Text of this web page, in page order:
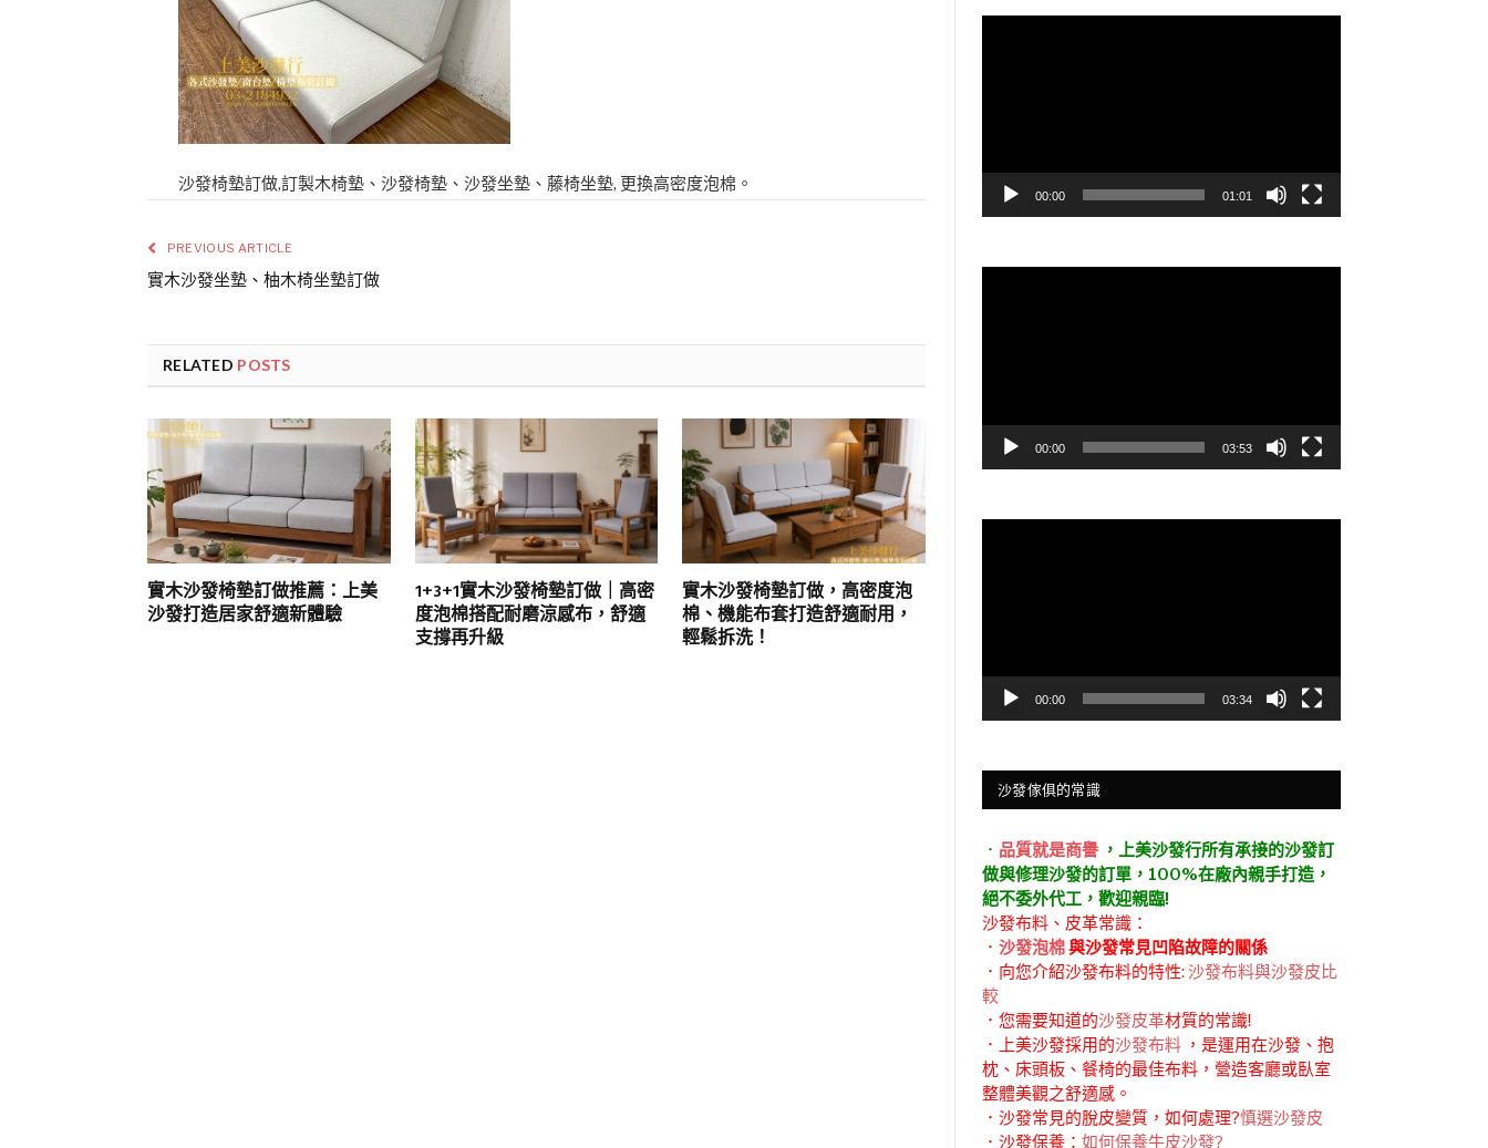
沙發椅墊訂做,訂製木椅墊、沙發椅墊、沙發坐墊、藤椅坐墊, 更換高密度泡棉。
PREVIOUS ARTICLE
實木沙發坐墊、柚木椅坐墊訂做
RELATED POSTS
實木沙發椅墊訂做推薦：上美
沙發打造居家舒適新體驗
1+3+1實木沙發椅墊訂做｜高密
度泡棉搭配耐磨涼感布，舒適
支撐再升級
實木沙發椅墊訂做，高密度泡
棉、機能布套打造舒適耐用，
輕鬆拆洗！
00:00 01:01
00:00 03:53
00:00 03:34
沙發傢俱的常識
． 品質就是商譽 ，上美沙發行所有承接的沙發訂
做與修理沙發的訂單，100%在廠內親手打造，
絕不委外代工，歡迎親臨!
沙發布料、皮革常識：
． 沙發泡棉與沙發常見凹陷故障的關係
．向您介紹沙發布料的特性: 沙發布料與沙發皮比
較
．您需要知道的沙發皮革材質的常識!
．上美沙發採用的沙發布料 ，是運用在沙發、抱
枕、床頭板、餐椅的最佳布料，營造客廳或臥室
整體美觀之舒適感。
．沙發常見的脫皮變質，如何處理?慎選沙發皮
．沙發保養： 如何保養牛皮沙發?